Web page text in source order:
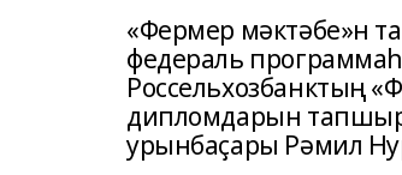
«Фермер мәктәбе»н
федераль
Россельхозбанктың
дипломдарын
урынбаҫары Рәмил